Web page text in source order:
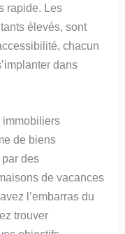
rapide. Les
élevés, sont
chacun
dans
immobiliers
de biens
des
de vacances
l’embarras du
trouver